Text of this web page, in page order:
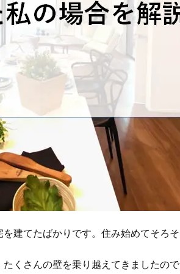
建てたばかりです。住み始めてそろそ
くさんの壁を乗り越えてきましたの